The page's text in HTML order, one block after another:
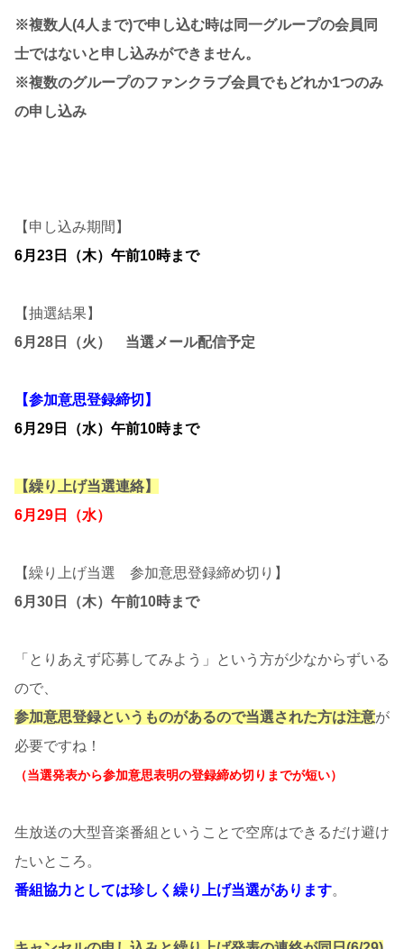
※複数人(4人まで)で申し込む時は同一グループの会員同
士ではないと申し込みができません。
※複数のグループのファンクラブ会員でもどれか1つのみ
の申し込み
【申し込み期間】
6月23日（木）午前10時まで
【抽選結果】
6月28日（火） 当選メール配信予定
【参加意思登録締切】
6月29日（水）午前10時まで
【繰り上げ当選連絡】
6月29日（水）
【繰り上げ当選 参加意思登録締め切り】
6月30日（木）午前10時まで
「とりあえず応募してみよう」という方が少なからずいる
ので、
参加意思登録というものがあるので当選された方は注意が
必要ですね！
（当選発表から参加意思表明の登録締め切りまでが短い）
生放送の大型音楽番組ということで空席はできるだけ避け
たいところ。
番組協力としては珍しく繰り上げ当選があります。